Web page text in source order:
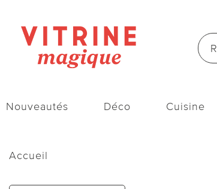
Nouveautés Déco Cuisine
Accueil